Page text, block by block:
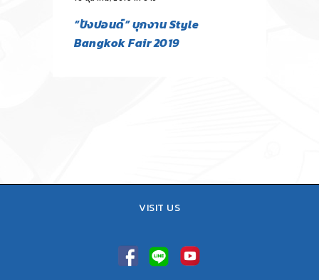
“ปังปอนด์” บุกงาน Style
Bangkok Fair 2019
VISIT US